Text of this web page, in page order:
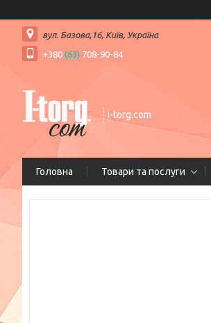
вул. Базова,16, Київ, Україна
+380 (63) 708-90-84
i-torg.com
Головна Товари та послуги